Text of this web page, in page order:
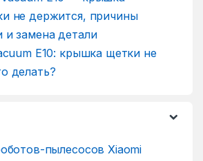
E10: крышка щетки не
делать?
пылесосов Xiaomi